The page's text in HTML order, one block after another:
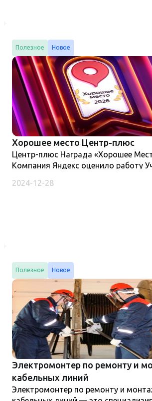
Полезное Новое
Хорошее место Центр-плюс
Центр-плюс Награда «Хорошее
Компания Яндекс оценило работу
«Хорошее место». Конечно мы к
2024-12-28
Полезное Новое
Электромонтер по ремонту и
кабельных линий
Электромонтер по ремонту и